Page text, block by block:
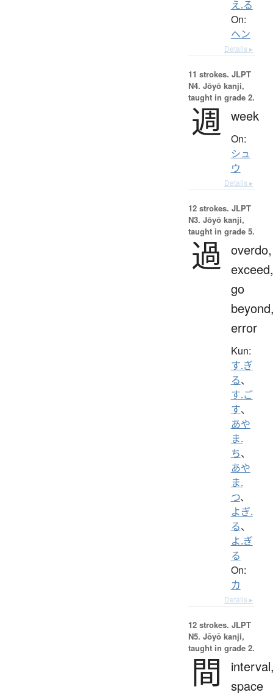
え.る
On:
ヘン
Details ▸
11 strokes. JLPT
N4. Jōyō kanji,
taught in grade 2.
週 week
On:
シュ
ウ
Details ▸
12 strokes. JLPT
N3. Jōyō kanji,
taught in grade 5.
過 overdo,
exceed,
go
error
Kun:
す.ぎ
る、
す.ご
す、
あや
ま.
ち、
あや
ま.
つ、
よぎ.
る、
よ.ぎ
る
On:
カ
Details ▸
12 strokes. JLPT
N5. Jōyō kanji,
taught in grade 2.
間
space